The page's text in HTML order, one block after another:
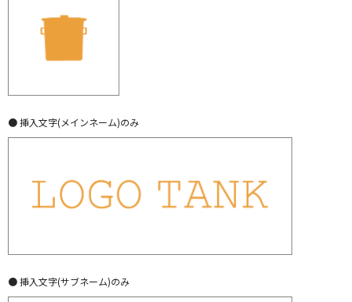
● 挿入文字(メインネーム)のみ
● 挿入文字(サブネーム)のみ